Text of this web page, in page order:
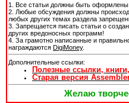
1. Все статьи должны быть оформлены
2. Любые обсуждения должны
любых других темах раздела
3. Запрещается писать статьи о
других вредоносных программ!
4. За грамотно написанные и
награждаются DigiMoney.
Дополнительные ссылки:
Полезные ссылки,
Старая версия
Желаю